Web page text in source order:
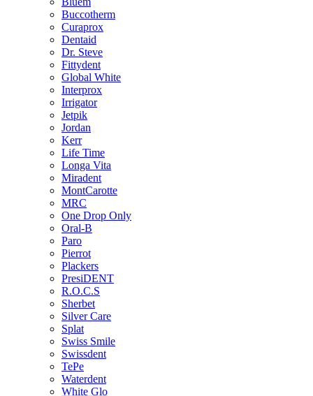
Buccotherm
Curaprox
Dentaid
Dr. Steve
Fittydent
Global White
Interprox
Irrigator
Jetpik
Jordan
Kerr
Life Time
Longa Vita
Miradent
MontCarotte
MRC
One Drop Only
Oral-B
Paro
Pierrot
Plackers
PresiDENT
R.O.C.S
Sherbet
Silver Care
Splat
Swiss Smile
Swissdent
TePe
Waterdent
White Glo